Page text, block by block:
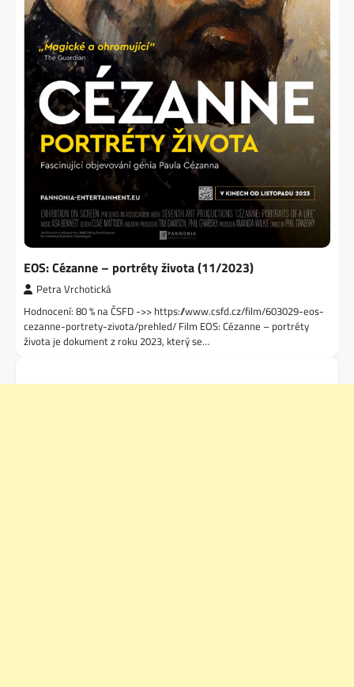
EOS: Cézanne – portréty života (11/2023)
Petra Vrchotická
Hodnocení: 80 % na ČSFD ->> https://www.csfd.cz/film/603029-eos-
cezanne-portrety-zivota/prehled/ Film EOS: Cézanne – portréty
života je dokument z roku 2023, který se…